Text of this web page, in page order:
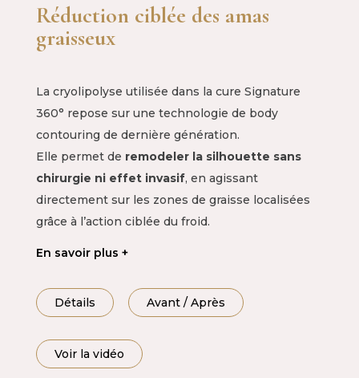
Réduction ciblée des amas
graisseux
La cryolipolyse utilisée dans la cure Signature
360° repose sur une technologie de body
contouring de dernière génération.
Elle permet de remodeler la silhouette sans
chirurgie ni effet invasif, en agissant
directement sur les zones de graisse localisées
grâce à l’action ciblée du froid.
En savoir plus
Détails Avant / Après
Voir la vidéo